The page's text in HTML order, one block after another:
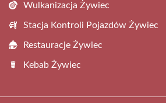
Wulkanizacja Żywiec
Stacja Kontroli Pojazdów Żywiec
Restauracje Żywiec
Kebab Żywiec